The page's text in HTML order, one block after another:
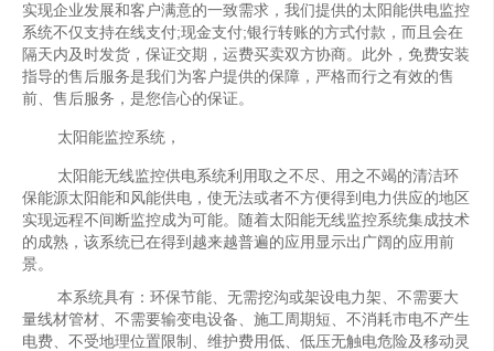
实现企业发展和客户满意的一致需求，我们提供的太阳能供电监控
系统不仅支持在线支付;现金支付;银行转账的方式付款，而且会在
隔天内及时发货，保证交期，运费买卖双方协商。此外，免费安装
指导的售后服务是我们为客户提供的保障，严格而行之有效的售
前、售后服务，是您信心的保证。
太阳能监控系统，
太阳能无线监控供电系统利用取之不尽、用之不竭的清洁环
保能源太阳能和风能供电，使无法或者不方便得到电力供应的地区
实现远程不间断监控成为可能。随着太阳能无线监控系统集成技术
的成熟，该系统已在得到越来越普遍的应用显示出广阔的应用前
景。
本系统具有：环保节能、无需挖沟或架设电力架、不需要大
量线材管材、不需要输变电设备、施工周期短、不消耗市电不产生
电费、不受地理位置限制、维护费用低、低压无触电危险及移动灵